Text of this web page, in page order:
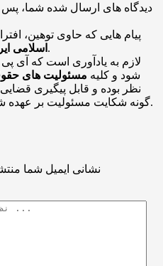
دیدگاه های ارسال شده شما،
پیام هایی که حاوی توهین،
اسلامی باشد منتشر نخواهد شد.
لازم به یادآوری است که آی
شود و کلیه مسئولیت های
نظر بوده و قابل پیگیری
گونه شکایت مسئولیت بر عهده شخص نظر دهنده خواهد بود.
نشانی ایمیل شما